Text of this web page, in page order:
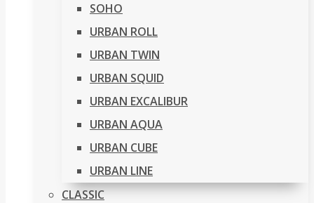
SOHO
URBAN ROLL
URBAN TWIN
URBAN SQUID
URBAN EXCALIBUR
URBAN AQUA
URBAN CUBE
URBAN LINE
CLASSIC